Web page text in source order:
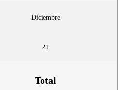
Diciembre
21
Total